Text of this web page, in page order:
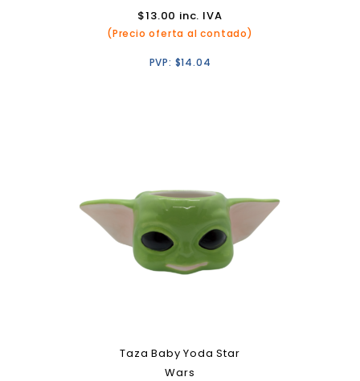
$13.00 inc. IVA
(Precio oferta al contado)
PVP: $14.04
Taza Baby Yoda Star
Wars